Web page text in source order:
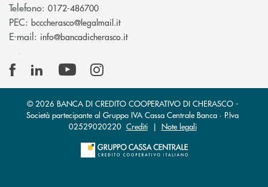
Telefono: 0172-486700
PEC: bcccherasco@legalmail.it(si apre l’app di posta elettronica)
E-mail: info@bancadicherasco.it(si apre l’app di posta elettronica)
© 2026 BANCA DI CREDITO COOPERATIVO DI CHERASCO -
Società partecipante al Gruppo IVA Cassa Centrale Banca · P.Iva
02529020220 Crediti| Note legali